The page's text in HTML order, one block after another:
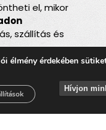
el, mikor
szállítás és
kell közterületre
szelektív
élmény érdekében
Hívjon